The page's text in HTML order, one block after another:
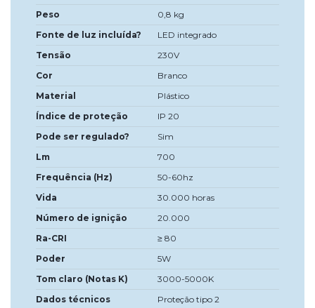
Peso
0,8 kg
Fonte de luz incluída?
LED integrado
Tensão
230V
Cor
Branco
Material
Plástico
Índice de proteção
IP 20
Pode ser regulado?
Sim
Lm
700
Frequência (Hz)
50-60hz
Vida
30.000 horas
Número de ignição
20.000
Ra-CRI
≥ 80
Poder
5W
Tom claro (Notas K)
3000-5000K
Dados técnicos
Proteção tipo 2